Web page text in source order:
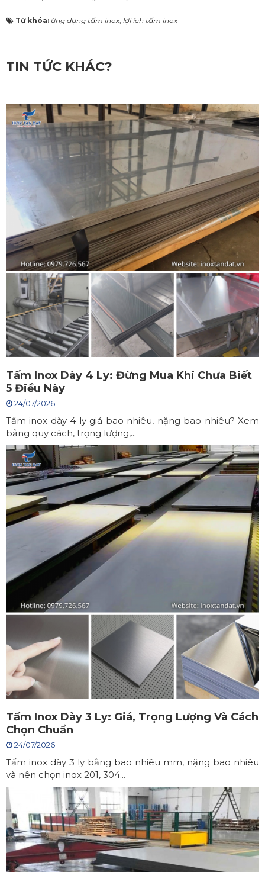
Từ khóa: ứng dụng tấm inox, lợi ích tấm inox
TIN TỨC KHÁC?
Tấm Inox Dày 4 Ly: Đừng Mua Khi Chưa Biết
5 Điều Này
24/07/2026
Tấm inox dày 4 ly giá bao nhiêu, nặng bao nhiêu? Xem
bảng quy cách, trọng lượng,...
Tấm Inox Dày 3 Ly: Giá, Trọng Lượng Và Cách
Chọn Chuẩn
24/07/2026
Tấm inox dày 3 ly bằng bao nhiêu mm, nặng bao nhiêu
và nên chọn inox 201, 304...